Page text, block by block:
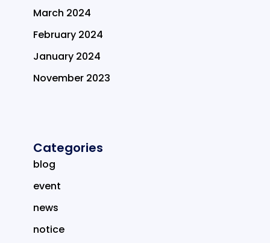
March 2024
February 2024
January 2024
November 2023
Categories
blog
event
news
notice